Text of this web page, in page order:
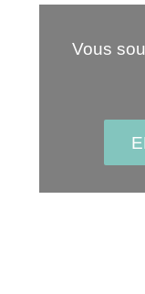
Vous